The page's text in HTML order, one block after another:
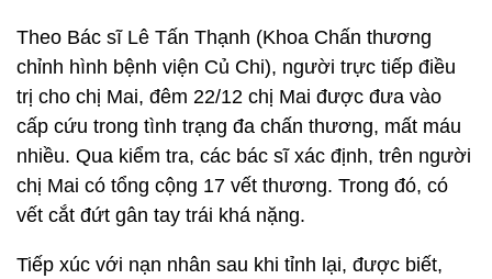
Theo Bác sĩ Lê Tấn Thạnh (Khoa Chấn thương
chỉnh hình bệnh viện Củ Chi), người trực tiếp điều
trị cho chị Mai, đêm 22/12 chị Mai được đưa vào
cấp cứu trong tình trạng đa chấn thương, mất máu
nhiều. Qua kiểm tra, các bác sĩ xác định, trên người
chị Mai có tổng cộng 17 vết thương. Trong đó, có
vết cắt đứt gân tay trái khá nặng.
Tiếp xúc với nạn nhân sau khi tỉnh lại, được biết,